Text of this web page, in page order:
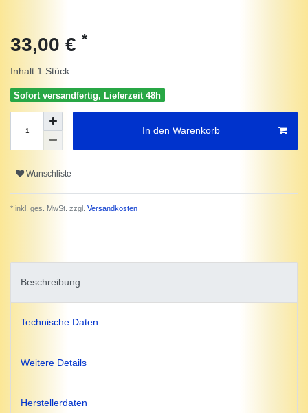
33,00 € *
Inhalt 1 Stück
Sofort versandfertig, Lieferzeit 48h
In den Warenkorb
Wunschliste
* inkl. ges. MwSt. zzgl. Versandkosten
Beschreibung
Technische Daten
Weitere Details
Herstellerdaten